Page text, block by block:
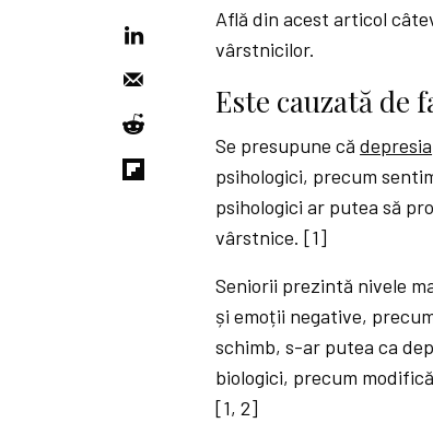
Află din acest articol
vârstnicilor.
Este cauzată de
Se presupune cădepresia
psihologici, precum
psihologici ar putea să
vârstnice. [1]
Seniorii prezintă nivele
și emoții negative,
schimb, s-ar putea ca
biologici, precum
[1, 2]